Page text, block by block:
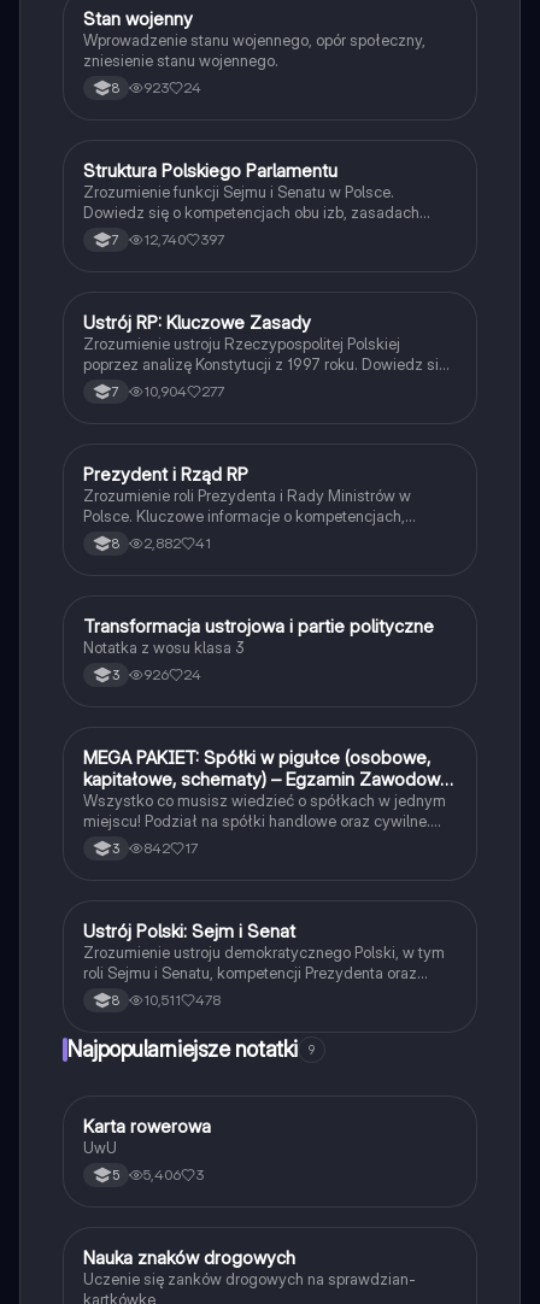
Obejmuje wszystkie wymagania egzaminacyjne z
2022 roku.
Historia
Stan wojenny
Wprowadzenie stanu wojennego, opór społeczny,
zniesienie stanu wojennego.
8 923 24
WOS
Struktura Polskiego Parlamentu
Zrozumienie funkcji Sejmu i Senatu w Polsce.
Dowiedz się o kompetencjach obu izb, zasadach
wyborów oraz procesie uchwalania ustaw. Idealne dla
uczniów klasy 8. Kluczowe pojęcia: parlament, Sejm,
7 12,740 397
WOS
Ustrój RP: Kluczowe Zasady
Zrozumienie ustroju Rzeczypospolitej Polskiej
poprzez analizę Konstytucji z 1997 roku. Dowiedz się
o hierarchii aktów prawnych, zasadach ustroju,
kompetencjach organów władzy oraz prawach
7 10,904 277
WOS
Prezydent i Rząd RP
Zrozumienie roli Prezydenta i Rady Ministrów w
Polsce. Kluczowe informacje o kompetencjach,
kadencjach oraz strukturze politycznej. Idealne dla
uczniów klasy 8. Tematyka obejmuje politykę
8 2,882 41
WOS
Transformacja ustrojowa i partie polityczne
Notatka z wosu klasa 3
3 926 24
WOS
MEGA PAKIET: Spółki w pigułce (osobowe,
kapitałowe, schematy) – Egzamin Zawodowy
EKA.04 EKA.05
Wszystko co musisz wiedzieć o spółkach w jednym
miejscu! Podział na spółki handlowe oraz cywilne.
Dokładny opis wszystkich spółek handlowych
uwzględniając podział na spółki osobowe i
3 842 17
WOS
Ustrój Polski: Sejm i Senat
Zrozumienie ustroju demokratycznego Polski, w tym
roli Sejmu i Senatu, kompetencji Prezydenta oraz
funkcji partii politycznych. Materiał obejmuje proces
legislacyjny, zasady działania sądów i trybunałów
oraz kluczowe zasady ustroju. Idealne dla studentów
prawa i nauk politycznych.
8 10,511 478
Najpopularniejsze notatki 9
KTechnika
Karta rowerowa
UwU
5 5,406 3
NTechnika
Nauka znaków drogowych
Uczenie się zanków drogowych na sprawdzian-
kartkówkę